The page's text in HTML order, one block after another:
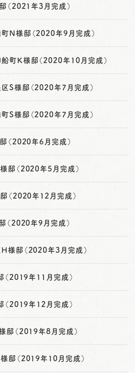
（2021年3月完成）
N様邸（2020年9月完成）
町K様邸（2020年10月完成）
S様邸（2020年7月完成）
S様邸（2020年7月完成）
（2020年6月完成）
邸（2020年5月完成）
（2020年12月完成）
（2020年9月完成）
様邸（2020年3月完成）
2019年11月完成）
2019年12月完成）
邸（2019年8月完成）
邸（2019年10月完成）